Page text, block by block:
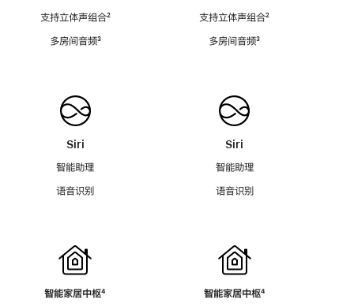
支持立体声组合脚
²
多房间音频脚
³
Siri
智能助理
语音识别
智能家居中枢脚
⁴
支持立体声组合脚
²
多房间音频脚
³
Siri
智能助理
语音识别
智能家居中枢脚
⁴